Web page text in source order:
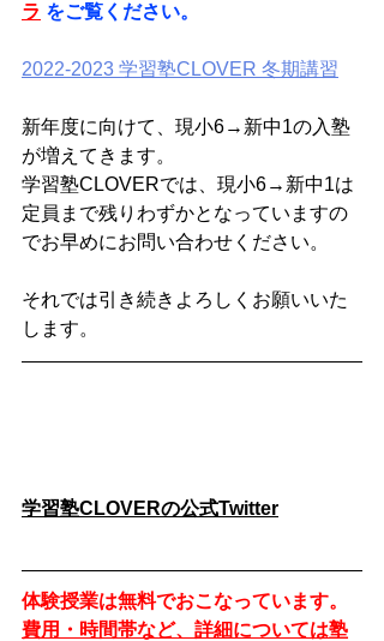
ラ をご覧ください。
2022-2023 学習塾CLOVER 冬期講習
新年度に向けて、現小6→新中1の入塾
が増えてきます。
学習塾CLOVERでは、現小6→新中1は
定員まで残りわずかとなっていますの
でお早めにお問い合わせください。
それでは引き続きよろしくお願いいた
します。
学習塾CLOVERの公式Twitter
体験授業は無料でおこなっています。
費用・時間帯など、詳細については塾